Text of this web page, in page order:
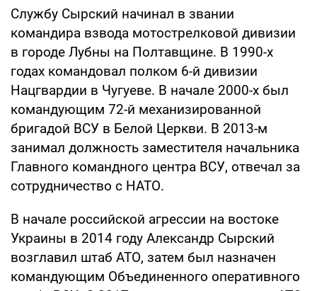
Службу Сырский начинал в звании
командира взвода мотострелковой дивизии
в городе Лубны на Полтавщине. В 1990-х
годах командовал полком 6-й дивизии
Нацгвардии в Чугуеве. В начале 2000-х был
командующим 72-й механизированной
бригадой ВСУ в Белой Церкви. В 2013-м
занимал должность заместителя начальника
Главного командного центра ВСУ, отвечал за
сотрудничество с НАТО.
В начале российской агрессии на востоке
Украины в 2014 году Александр Сырский
возглавил штаб АТО, затем был назначен
командующим Объединенного оперативного